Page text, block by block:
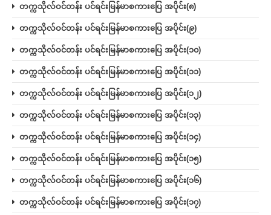
တက္ကသိုလ်ဝင်တန်း ပင်ရင်းမြန်မာစကားပြေ အပိုင်း(၈)
တက္ကသိုလ်ဝင်တန်း ပင်ရင်းမြန်မာစကားပြေ အပိုင်း(၉)
တက္ကသိုလ်ဝင်တန်း ပင်ရင်းမြန်မာစကားပြေ အပိုင်း(၁၀)
တက္ကသိုလ်ဝင်တန်း ပင်ရင်းမြန်မာစကားပြေ အပိုင်း(၁၁)
တက္ကသိုလ်ဝင်တန်း ပင်ရင်းမြန်မာစကားပြေ အပိုင်း(၁၂)
တက္ကသိုလ်ဝင်တန်း ပင်ရင်းမြန်မာစကားပြေ အပိုင်း(၁၃)
တက္ကသိုလ်ဝင်တန်း ပင်ရင်းမြန်မာစကားပြေ အပိုင်း(၁၄)
တက္ကသိုလ်ဝင်တန်း ပင်ရင်းမြန်မာစကားပြေ အပိုင်း(၁၅)
တက္ကသိုလ်ဝင်တန်း ပင်ရင်းမြန်မာစကားပြေ အပိုင်း(၁၆)
တက္ကသိုလ်ဝင်တန်း ပင်ရင်းမြန်မာစကားပြေ အပိုင်း(၁၇)